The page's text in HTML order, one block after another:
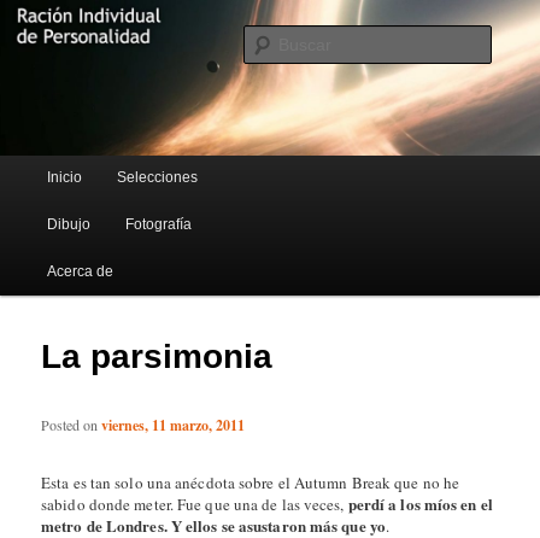
Ración Individual de Personalidad
Blog de Rufus Gefangenen
Buscar
Menú principal
Ir al contenido principal
Ir al contenido secundario
Inicio Selecciones
Dibujo Fotografía
Acerca de
La parsimonia
Posted onviernes, 11 marzo, 2011
Esta es tan solo una anécdota sobre el Autumn Break que no he
sabido donde meter. Fue que una de las veces, perdí a los míos en el
metro de Londres. Y ellos se asustaron más que yo.